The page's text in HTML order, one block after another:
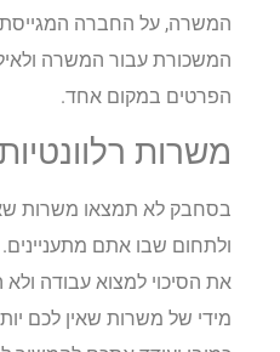
המשרה, על החברה המגייסת
המשכורת עבור המשרה
הפרטים במקום אחד.
משרות
בסחבק לא תמצאו משרות
ולתחום שבו אתם
את הסיכוי למצוא עבודה ולא
מידי של משרות שאין לכם